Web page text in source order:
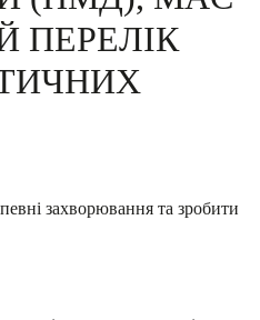
ПЕРЕЛІК
захворювання та зробити